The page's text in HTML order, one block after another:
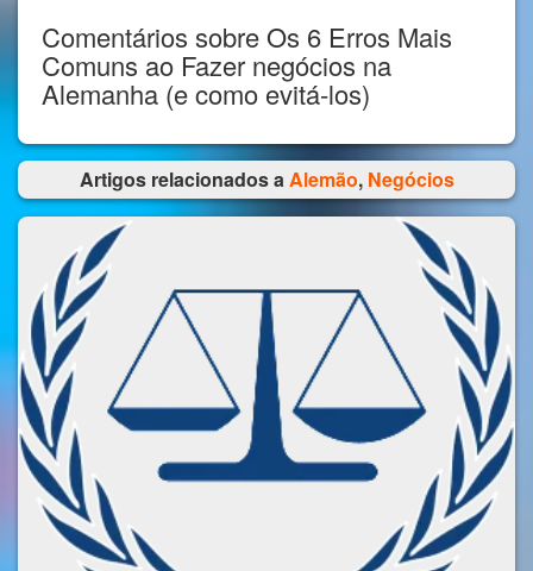
Comentários sobre Os 6 Erros Mais
Comuns ao Fazer negócios na
Alemanha (e como evitá-los)
Artigos relacionados aAlemão, Negócios